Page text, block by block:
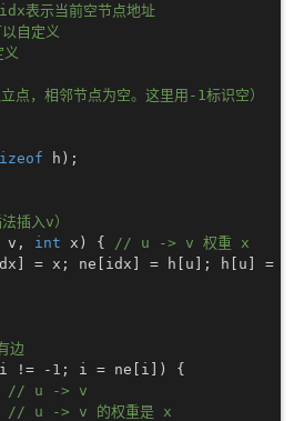
表示当前空节点地址
自定义
点，相邻节点为空。这里用-1标识空）
h ) ;
插入v）
v , int x ) {
// u -> v 权重 x
] = x ; ne [ idx ] = h [ u ] ; h [ u ] =
边
!= - 1 ; i = ne [ i ] )
{
// u -> v
// u -> v 的权重是 x